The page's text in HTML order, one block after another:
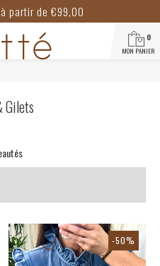
partir de €99,00
0
MON PANIER
Gilets
-50%